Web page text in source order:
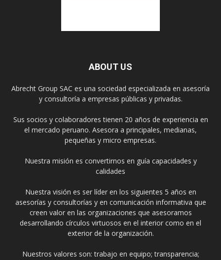
ABOUT US
Abrecht Group SAC es una sociedad especializada en asesoría
y consultoría a empresas públicas y privadas.
Sus socios y colaboradores tienen 20 años de experiencia en
el mercado peruano. Asesora a principales, medianas,
pequeñas y micro empresas.
Nuestra misión es convertirnos en guía capacidades y
calidades
Nuestra visión es ser líder en los siguientes 5 años en
asesorías y consultorías y en comunicación informativa que
creen valor en las organizaciones que asesoramos
desarrollando círculos virtuosos en el interior como en el
exterior de la organización.
Nuestros valores son: trabajo en equipo; transparencia;